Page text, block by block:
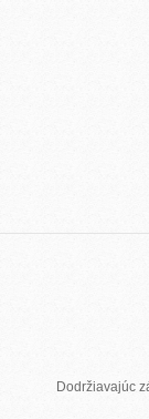
Dodržiavajúc